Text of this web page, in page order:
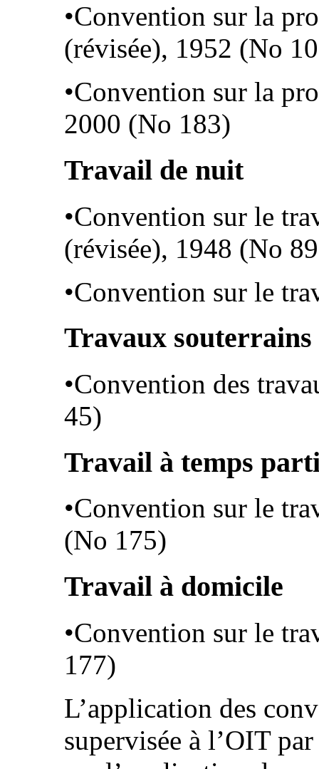
•Convention sur la
(révisée), 1952 (No
•Convention sur la
2000 (No 183)
Travail de nuit
•Convention sur le
(révisée), 1948 (No
•Convention sur le
Travaux souterrains
•Convention des
45)
Travail à temps
•Convention sur le
(No 175)
Travail à domicile
•Convention sur le
177)
L’application des
supervisée à l’OIT